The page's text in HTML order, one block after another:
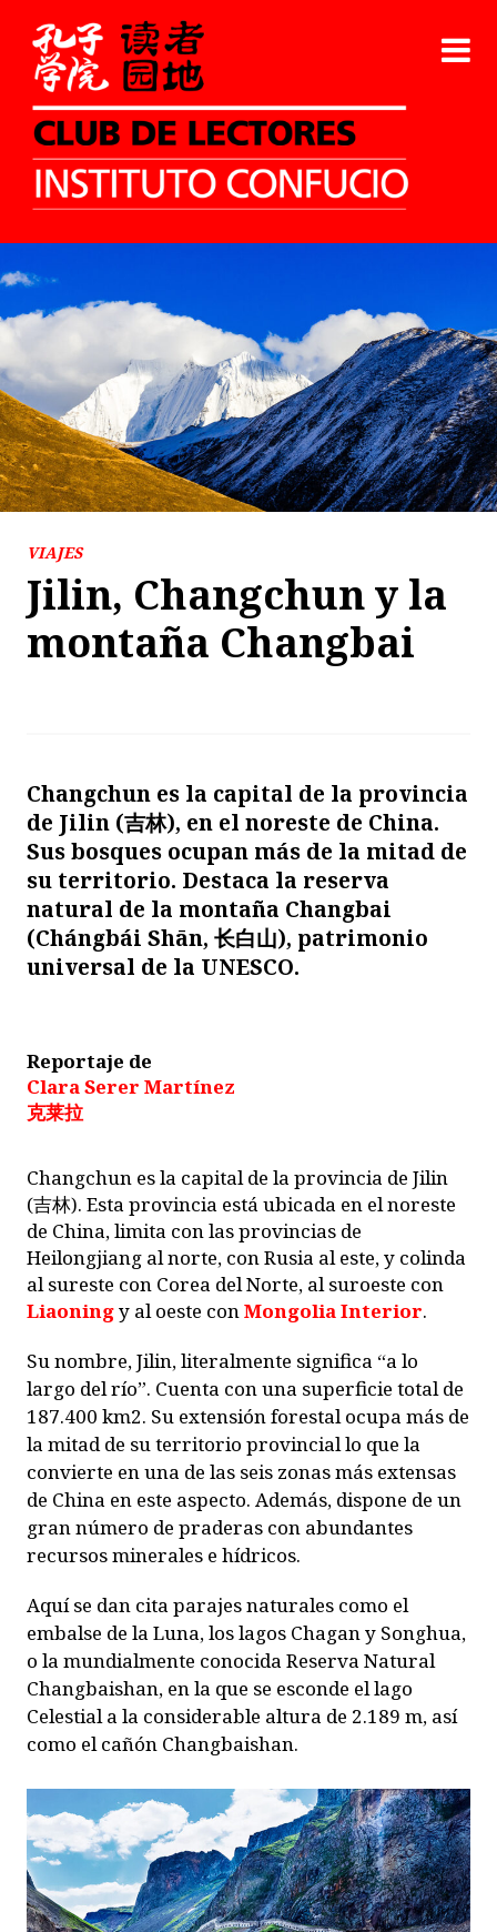
VIAJES
Jilin, Changchun y la
montaña Changbai
Changchun es la capital de la provincia
de Jilin (吉林), en el noreste de China.
Sus bosques ocupan más de la mitad de
su territorio. Destaca la reserva
natural de la montaña Changbai
(Chángbái Shān, 长白山), patrimonio
universal de la UNESCO.
Reportaje de
Clara Serer Martínez
克莱拉
Changchun es la capital de la provincia de Jilin
(吉林). Esta provincia está ubicada en el noreste
de China, limita con las provincias de
Heilongjiang al norte, con Rusia al este, y colinda
al sureste con Corea del Norte, al suroeste con
Liaoningy al oeste conMongolia Interior.
Su nombre, Jilin, literalmente significa “a lo
largo del río”. Cuenta con una superficie total de
187.400 km2. Su extensión forestal ocupa más de
la mitad de su territorio provincial lo que la
convierte en una de las seis zonas más extensas
de China en este aspecto. Además, dispone de un
gran número de praderas con abundantes
recursos minerales e hídricos.
Aquí se dan cita parajes naturales como el
embalse de la Luna, los lagos Chagan y Songhua,
o la mundialmente conocida Reserva Natural
Changbaishan, en la que se esconde el lago
Celestial a la considerable altura de 2.189 m, así
como el cañón Changbaishan.